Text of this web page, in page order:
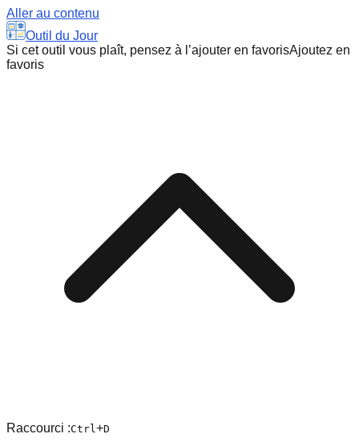
Aller au contenu
Outil du Jour
Si cet outil vous plaît, pensez à l’ajouter en favorisAjoutez en
favoris
Raccourci :Ctrl+D